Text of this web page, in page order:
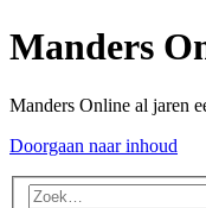
Manders
Manders Online al jaren
Doorgaan naar inhoud